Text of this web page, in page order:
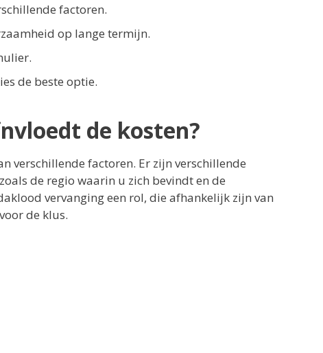
factoren.
op lange termijn.
de beste optie.
de kosten?
verschillende factoren. Er zijn verschillende
de regio waarin u zich bevindt en de
vervanging een rol, die afhankelijk zijn van
de klus.